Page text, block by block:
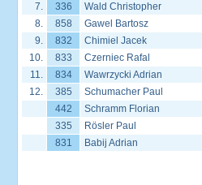
7.
336 Wald Christopher
8.
858 Gawel Bartosz
9.
832 Chimiel Jacek
10.
833 Czerniec Rafal
11.
834 Wawrzycki Adrian
12.
385 Schumacher Paul
442
Schramm Florian
335
Rösler Paul
831
Babij Adrian